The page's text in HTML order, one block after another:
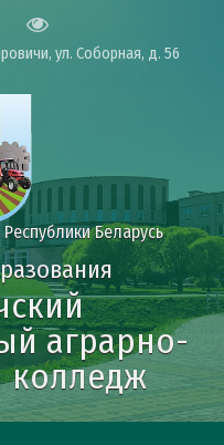
ул. Соборная, д. 56
Беларусь
аграрно-
колледж